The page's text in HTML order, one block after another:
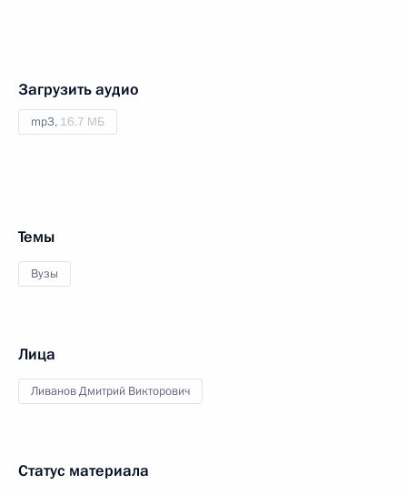
Загрузить аудио
mp3, 16.7 МБ
Темы
Вузы
Лица
Ливанов Дмитрий Викторович
Статус материала